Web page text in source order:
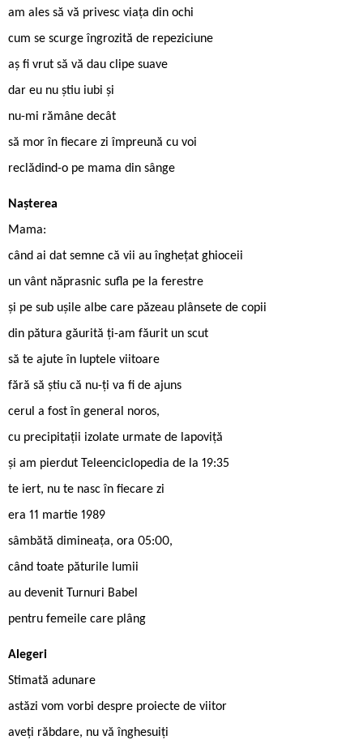
am ales să vă privesc viața din ochi
cum se scurge îngrozită de repeziciune
aș fi vrut să vă dau clipe suave
dar eu nu știu iubi și
nu-mi rămâne decât
să mor în fiecare zi împreună cu voi
reclădind-o pe mama din sânge
Nașterea
Mama:
când ai dat semne că vii au înghețat ghioceii
un vânt năprasnic sufla pe la ferestre
și pe sub ușile albe care păzeau plânsete de copii
din pătura găurită ți-am făurit un scut
să te ajute în luptele viitoare
fără să știu că nu-ți va fi de ajuns
cerul a fost în general noros,
cu precipitații izolate urmate de lapoviță
și am pierdut Teleenciclopedia de la 19:35
te iert, nu te nasc în fiecare zi
era 11 martie 1989
sâmbătă dimineața, ora 05:00,
când toate păturile lumii
au devenit Turnuri Babel
pentru femeile care plâng
Alegeri
Stimată adunare
astăzi vom vorbi despre proiecte de viitor
aveți răbdare, nu vă înghesuiți